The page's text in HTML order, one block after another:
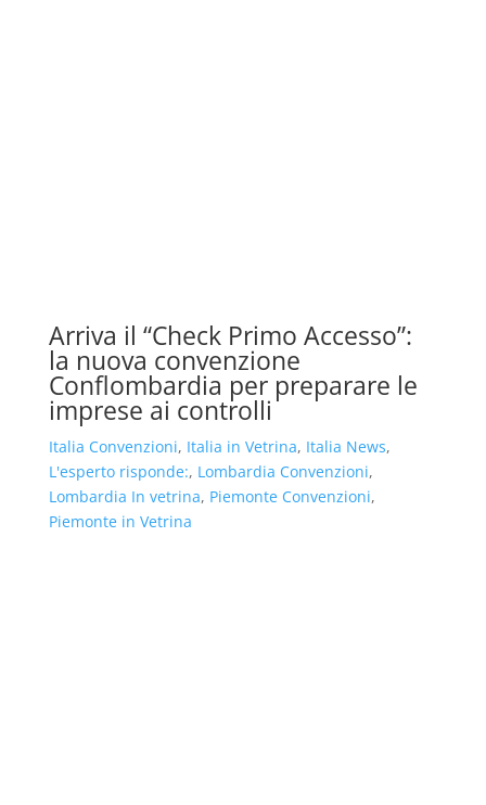
Arriva il “Check Primo Accesso”:
la nuova convenzione
Conflombardia per preparare le
imprese ai controlli
Italia Convenzioni, Italia in Vetrina, Italia News,
L'esperto risponde:, Lombardia Convenzioni,
Lombardia In vetrina, Piemonte Convenzioni,
Piemonte in Vetrina